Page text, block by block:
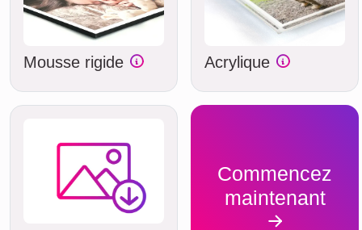
Mousse rigide Acrylique
Commencez
maintenant